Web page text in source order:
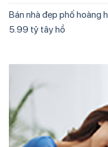
Bán nhà đẹp phố hoàng
5.99 tỷ tây hồ